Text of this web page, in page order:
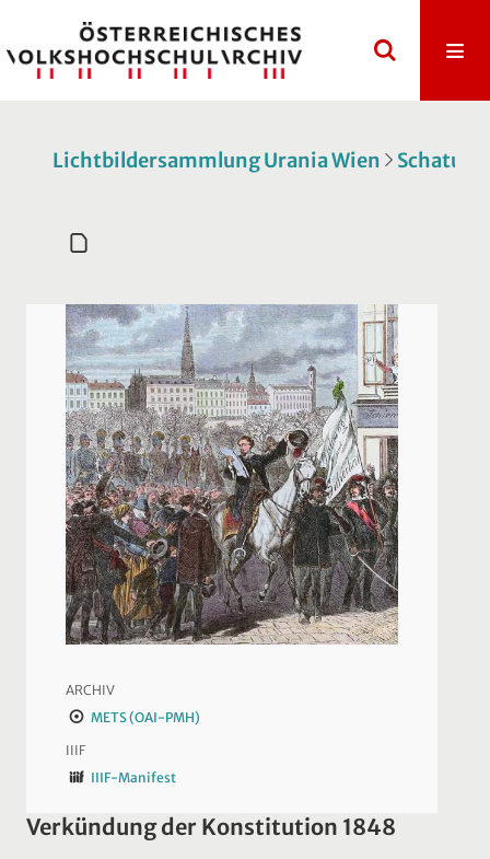
Lichtbildersammlung Urania Wien Schatulle
ARCHIV
METS (OAI-PMH)
IIIF
IIIF-Manifest
Verkündung der Konstitution 1848